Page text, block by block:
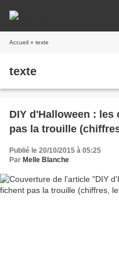
Accueil » texte
texte
DIY d'Halloween :
pas la trouille
Publié le 20/10/2015 à 05:25
Par Melle Blanche